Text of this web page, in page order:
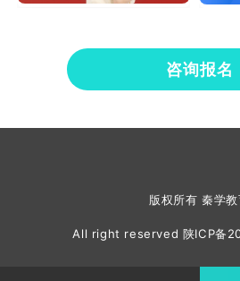
咨询报名
版权所有 秦学
All right reserved 陕ICP备